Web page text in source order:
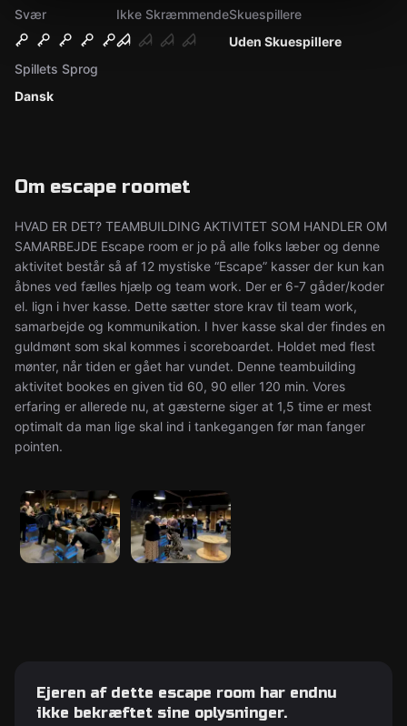
Svær
Ikke Skræmmende
Uden Skuespillere
Skuespillere
Dansk
Spillets Sprog
Om escape roomet
HVAD ER DET? TEAMBUILDING AKTIVITET SOM HANDLER OM
SAMARBEJDE Escape room er jo på alle folks læber og denne
aktivitet består så af 12 mystiske “Escape” kasser der kun kan
åbnes ved fælles hjælp og team work. Der er 6-7 gåder/koder
el. lign i hver kasse. Dette sætter store krav til team work,
samarbejde og kommunikation. I hver kasse skal der findes en
guldmønt som skal kommes i scoreboardet. Holdet med flest
mønter, når tiden er gået har vundet. Denne teambuilding
aktivitet bookes en given tid 60, 90 eller 120 min. Vores
erfaring er allerede nu, at gæsterne siger at 1,5 time er mest
optimalt da man lige skal ind i tankegangen før man fanger
pointen.
Ejeren af dette escape room har endnu
ikke bekræftet sine oplysninger.